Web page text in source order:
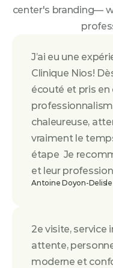
center's branding—
2e visite, service
attente,
moderne et
J’ai eu une
Clinique Nios!
écouté et pris en
chaleureuse,
vraiment le
étape  Je
et leur
Antoine Doyon-Delisle